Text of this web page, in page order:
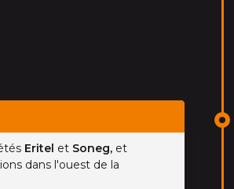
Eritel et Soneg, et
dans l'ouest de la